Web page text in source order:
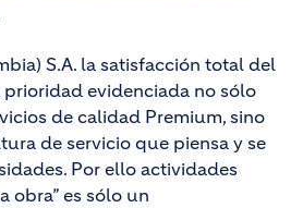
S.A. la satisfacción total del
evidenciada no sólo
de calidad Premium, sino
de servicio que piensa y se
Por ello actividades
obra” es sólo un